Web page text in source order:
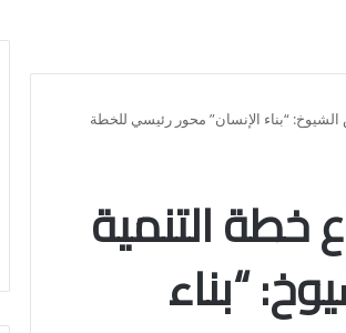
التنمية
“بناء